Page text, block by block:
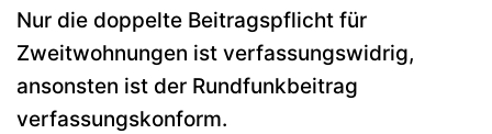
Nur die doppelte Beitragspflicht für
Zweitwohnungen ist verfassungswidrig,
ansonsten ist der Rundfunkbeitrag
verfassungskonform.